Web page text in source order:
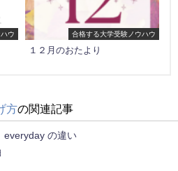
ウ 合格する大学受験ノウハウ
１２月のおたより
方の関連記事
everyday の違い